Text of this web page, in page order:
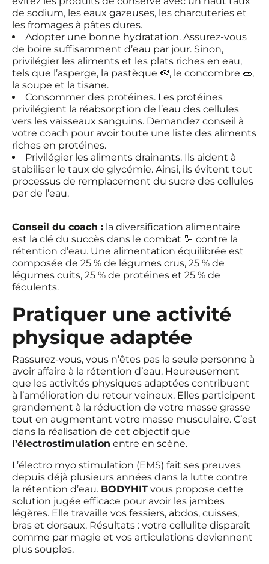
de sodium, les eaux gazeuses, les charcuteries et
les fromages à pâtes dures.
Adopter une bonne hydratation. Assurez-vous
de boire suffisamment d’eau par jour. Sinon,
privilégier les aliments et les plats riches en eau,
tels que l’asperge, la pastèque 🍉, le concombre 🥒,
la soupe et la tisane.
Consommer des protéines. Les protéines
privilégient la réabsorption de l’eau des cellules
vers les vaisseaux sanguins. Demandez conseil à
votre coach pour avoir toute une liste des aliments
riches en protéines.
Privilégier les aliments drainants. Ils aident à
stabiliser le taux de glycémie. Ainsi, ils évitent tout
processus de remplacement du sucre des cellules
par de l’eau.
Conseil du coach : la diversification alimentaire
est la clé du succès dans le combat 🦾 contre la
rétention d’eau. Une alimentation équilibrée est
composée de 25 % de légumes crus, 25 % de
légumes cuits, 25 % de protéines et 25 % de
féculents.
Pratiquer une activité
physique adaptée
Rassurez-vous, vous n’êtes pas la seule personne à
avoir affaire à la rétention d’eau. Heureusement
que les activités physiques adaptées contribuent
à l’amélioration du retour veineux. Elles participent
grandement à la réduction de votre masse grasse
tout en augmentant votre masse musculaire. C’est
dans la réalisation de cet objectif que
l’électrostimulation entre en scène.
L’électro myo stimulation (EMS) fait ses preuves
depuis déjà plusieurs années dans la lutte contre
la rétention d’eau. BODYHIT vous propose cette
solution jugée efficace pour avoir les jambes
légères. Elle travaille vos fessiers, abdos, cuisses,
bras et dorsaux. Résultats : votre cellulite disparaît
comme par magie et vos articulations deviennent
plus souples.